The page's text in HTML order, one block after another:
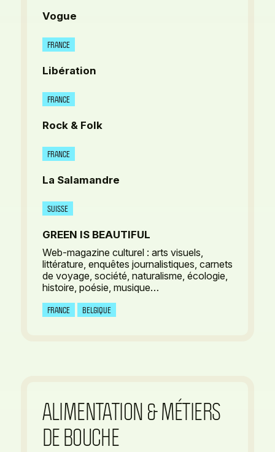
Vogue
FRANCE
Libération
FRANCE
Rock & Folk
FRANCE
La Salamandre
SUISSE
GREEN IS BEAUTIFUL
Web-magazine culturel : arts visuels,
littérature, enquêtes journalistiques, carnets
de voyage, société, naturalisme, écologie,
histoire, poésie, musique…
FRANCE BELGIQUE
ALIMENTATION & MÉTIERS
DE BOUCHE